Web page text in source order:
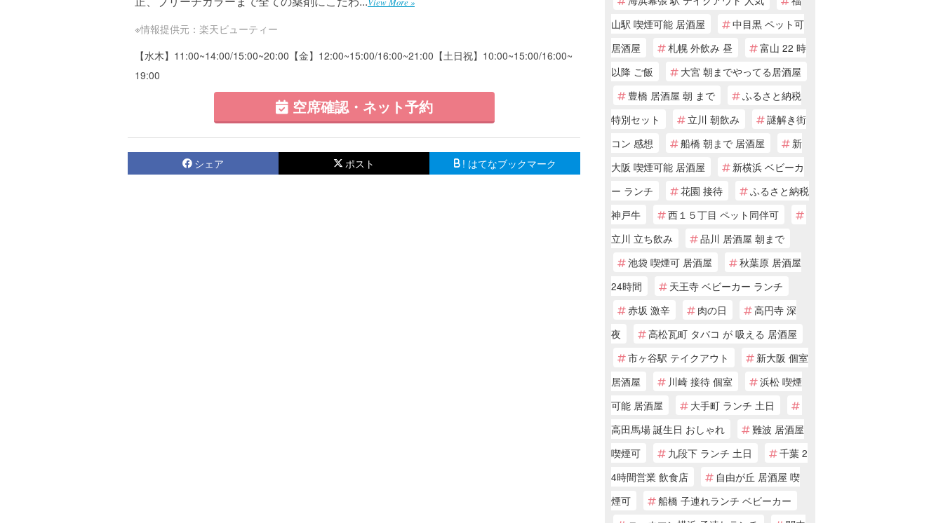
※情報提供元：楽天ビューティー
【水木】11:00~14:00/15:00~20:00【金】12:00~15:00/16:00~21:00【土日祝】10:00~15:00/16:00~
19:00
空席確認・ネット予約
シェア ポスト ! はてなブックマーク
山駅 喫煙可能 居酒屋
中目黒 ペット可
居酒屋
札幌 外飲み 昼
富山 22 時
以降 ご飯
大宮 朝までやってる居酒屋
豊橋 居酒屋 朝 まで
ふるさと納税
特別セット
立川 朝飲み
謎解き街
コン 感想
船橋 朝まで 居酒屋
新
大阪 喫煙可能 居酒屋
新横浜 ベビーカ
ー ランチ
花園 接待
ふるさと納税
神戸牛
西１５丁目 ペット同伴可
立川 立ち飲み
品川 居酒屋 朝まで
池袋 喫煙可 居酒屋
秋葉原 居酒屋
24時間
天王寺 ベビーカー ランチ
赤坂 激辛
肉の日
高円寺 深
夜
高松瓦町 タバコ が 吸える 居酒屋
市ヶ谷駅 テイクアウト
新大阪 個室
居酒屋
川崎 接待 個室
浜松 喫煙
可能 居酒屋
大手町 ランチ 土日
高田馬場 誕生日 おしゃれ
難波 居酒屋
喫煙可
九段下 ランチ 土日
千葉 2
4時間営業 飲食店
自由が丘 居酒屋 喫
煙可
船橋 子連れランチ ベビーカー